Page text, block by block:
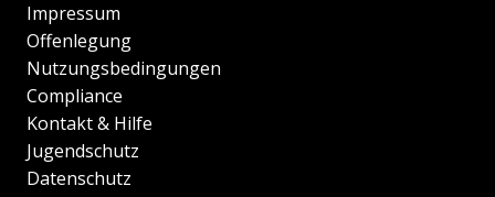
Impressum
Offenlegung
Nutzungsbedingungen
Compliance
Kontakt & Hilfe
Jugendschutz
Datenschutz